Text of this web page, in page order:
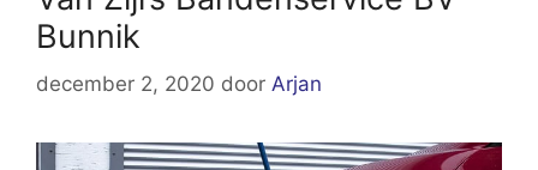
Bunnik
december 2, 2020 door Arjan